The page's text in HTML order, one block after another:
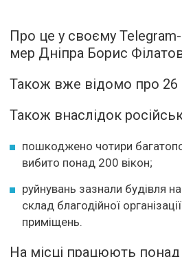
Про це у своєму
мер Дніпра Борис
Також вже відомо про 26
Також внаслідок
пошкоджено чотири
вибито понад 200 вікон;
руйнувань зазнали будівля
склад благодійної
приміщень.
На місці працюють понад